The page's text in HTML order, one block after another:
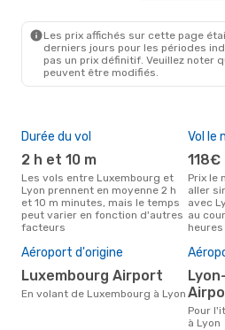
Les prix affichés sur cette page
derniers jours pour les périodes
pas un prix définitif. Veuillez noter
peuvent être modifiés.
Durée du vol
2 h et 10 m
Les vols entre Luxembourg et
Lyon prennent en moyenne 2 h
et 10 m minutes, mais le temps
peut varier en fonction d'autres
facteurs
Vol le
118€
Prix le moins cher pour un vol
aller
avec
au
heures
Aéroport d'origine
Luxembourg Airport
En volant de Luxembourg à Lyon
Lyon-Saint Exupéry
Pour l'itinéraire de Luxembourg
à Lyon